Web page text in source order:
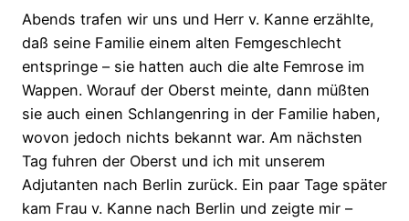
Abends trafen wir uns und Herr v. Kanne erzählte,
daß seine Familie einem alten Femgeschlecht
entspringe – sie hatten auch die alte Femrose im
Wappen. Worauf der Oberst meinte, dann müßten
sie auch einen Schlangenring in der Familie haben,
wovon jedoch nichts bekannt war. Am nächsten
Tag fuhren der Oberst und ich mit unserem
Adjutanten nach Berlin zurück. Ein paar Tage später
kam Frau v. Kanne nach Berlin und zeigte mir –